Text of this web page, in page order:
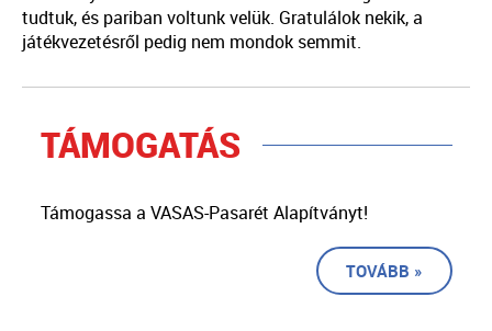
tudtuk, és pariban voltunk velük. Gratulálok nekik, a
játékvezetésről pedig nem mondok semmit.
TÁMOGATÁS
Támogassa a VASAS-Pasarét Alapítványt!
TOVÁBB »